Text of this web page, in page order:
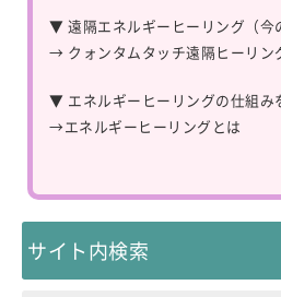
▼ 遠隔エネルギーヒーリング（今
→ クォンタムタッチ遠隔ヒーリン
▼ エネルギーヒーリングの仕組み
→エネルギーヒーリングとは
サイト内検索